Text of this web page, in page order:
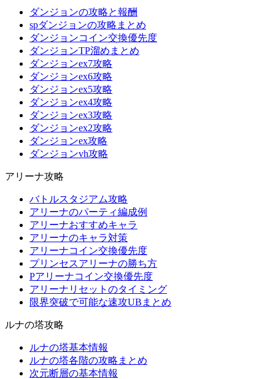
ダンジョンの攻略と報酬
spダンジョンの攻略まとめ
ダンジョンコイン交換優先度
ダンジョンTP溜めまとめ
ダンジョンex7攻略
ダンジョンex6攻略
ダンジョンex5攻略
ダンジョンex4攻略
ダンジョンex3攻略
ダンジョンex2攻略
ダンジョンex攻略
ダンジョンvh攻略
アリーナ攻略
バトルスタジアム攻略
アリーナのパーティ編成例
アリーナおすすめキャラ
アリーナのキャラ対策
アリーナコイン交換優先度
プリンセスアリーナの勝ち方
Pアリーナコイン交換優先度
アリーナリセットのタイミング
限界突破で可能な速攻UBまとめ
ルナの塔攻略
ルナの塔基本情報
ルナの塔各階の攻略まとめ
次元断層の基本情報